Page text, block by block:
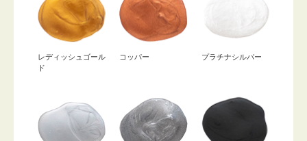
レディッシュゴール
ド
コッパー プラチナシルバー